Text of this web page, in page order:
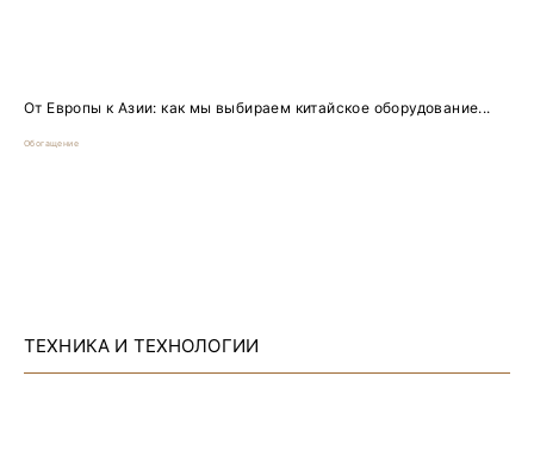
От Европы к Азии: как мы выбираем китайское оборудование...
Обогащение
ТЕХНИКА И ТЕХНОЛОГИИ